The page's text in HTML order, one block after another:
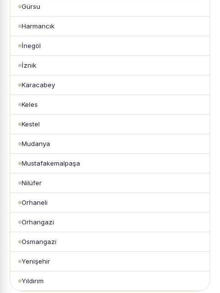
Gürsu
Harmancık
İnegöl
İznik
Karacabey
Keles
Kestel
Mudanya
Mustafakemalpaşa
Nilüfer
Orhaneli
Orhangazi
Osmangazi
Yenişehir
Yıldırım